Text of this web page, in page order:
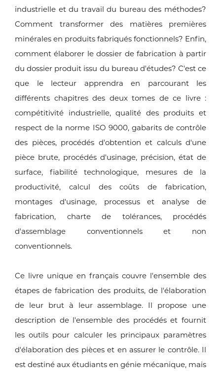
industrielle et du travail du bureau des méthodes?
Comment transformer des matières premières
minérales en produits fabriqués fonctionnels? Enfin,
comment élaborer le dossier de fabrication à partir
du dossier produit issu du bureau d'études? C'est ce
que le lecteur apprendra en parcourant les
différents chapitres des deux tomes de ce livre :
compétitivité industrielle, qualité des produits et
respect de la norme ISO 9000, gabarits de contrôle
des pièces, procédés d'obtention et calculs d'une
pièce brute, procédés d'usinage, précision, état de
surface, fiabilité technologique, mesures de la
productivité, calcul des coûts de fabrication,
montages d'usinage, processus et analyse de
fabrication, charte de tolérances, procédés
d'assemblage conventionnels et non
conventionnels.
Ce livre unique en français couvre l'ensemble des
étapes de fabrication des produits, de l'élaboration
de leur brut à leur assemblage. Il propose une
description de l'ensemble des procédés et fournit
les outils pour calculer les principaux paramètres
d'élaboration des pièces et en assurer le contrôle. Il
est destiné aux étudiants en génie mécanique, mais